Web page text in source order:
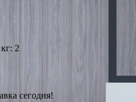
2
сегодня!